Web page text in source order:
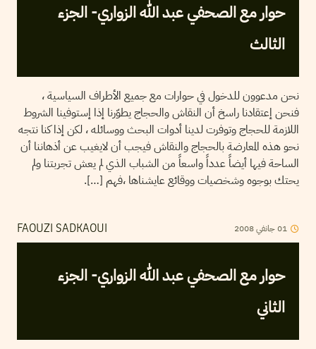
حوار مع الصحفي عبد الله الزواري- الجزء
الثالث
نحن مدعوون للدخول في حوارات مع جميع الأطراف السياسية ،
فنحن إعتقادنا راسخ أن النقاش والحجاج يطوّرنا إذا إستوفينا الشروط
اللازمة للحجاج وتوفرت لدينا أدوات البحث ووسائله ، لكن إذا كنا نتجه
نحو هذه المعارضة بالحجاج والنقاش فيجب أن لايغيب عن أذهاننا أن
الساحة فيها أيضاً عدداً واسعاً من الشباب الذي لم يعش تجربتنا ولم
يحتك بوجوه وشخصيات ووقائع عايشناها ،فهم […].
FAOUZI SADKAOUI 01جانفي2008
حوار مع الصحفي عبد الله الزواري- الجزء
الثاني